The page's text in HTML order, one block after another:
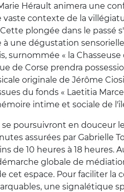
Hérault animera une
vaste contexte de la
plongée dans le passé
à une dégustation
surnommée « la
de Corse prendra
originale de Jérôme
du fonds « Laetitia
intime et sociale de
se poursuivront en douceur
assurées par Gabrielle
de 10 heures à 18
globale de
cet espace. Pour faciliter
une signalétique